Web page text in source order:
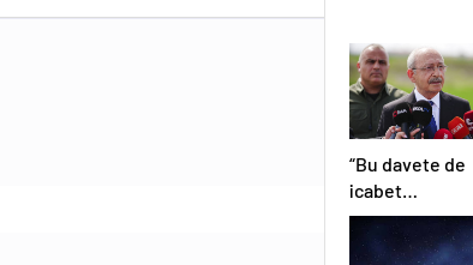
“Bu davete de
icabet
etmeyeceğim”